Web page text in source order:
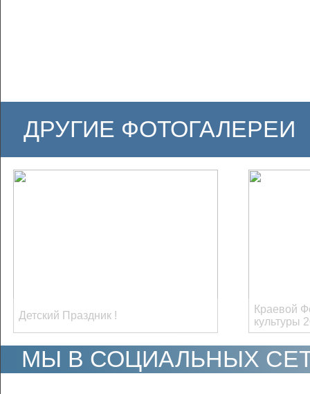
ДРУГИЕ ФОТОГАЛЕРЕИ
Детский Праздник !
Краевой
культуры
МЫ В СОЦИАЛЬНЫХ